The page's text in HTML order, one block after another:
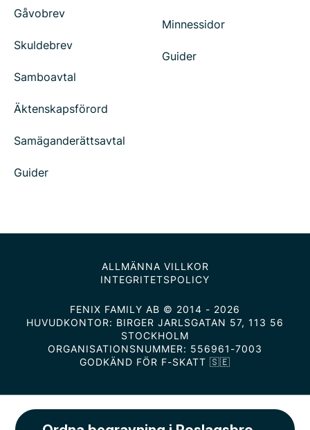
Gåvobrev
Skuldebrev
Samboavtal
Äktenskapsförord
Samäganderättsavtal
Guider
Minnessidor
Guider
ALLMÄNNA VILLKOR
INTEGRITETSPOLICY
FENIX FAMILY AB © 2014 - 2026
HUVUDKONTOR: BIRGER JARLSGATAN 57, 113 56
STOCKHOLM
ORGANISATIONSNUMMER: 556961-7003
GODKÄND FÖR F-SKATT 🇸🇪